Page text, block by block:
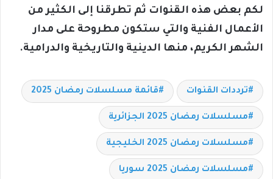
لكم بعض هذه القنوات ثم تطرقنا إلى الكثير من
الأعمال الفنية والتي ستكون مطروحة على مدار
الشهر الكريم، منها الدينية والتاريخية والدرامية.
ترددات القنوات قائمة مسلسلات رمضان 2025
مسلسلات رمضان 2025 الجزائرية
مسلسلات رمضان 2025 الخليجية
مسلسلات رمضان 2025 سوريا